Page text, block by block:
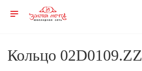
Кольцо 02D0109.ZZ